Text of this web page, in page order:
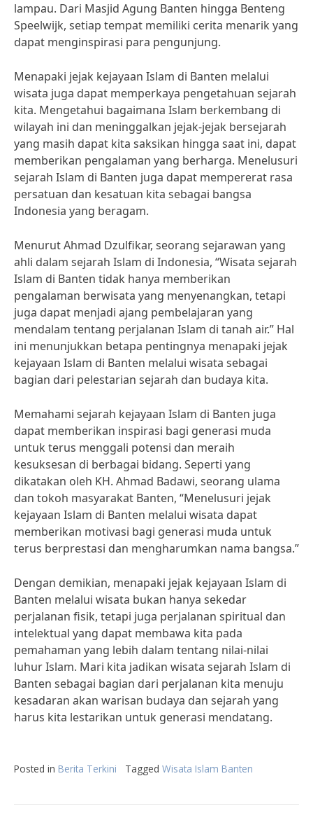
lampau. Dari Masjid Agung Banten hingga Benteng
Speelwijk, setiap tempat memiliki cerita menarik yang
dapat menginspirasi para pengunjung.
Menapaki jejak kejayaan Islam di Banten melalui
wisata juga dapat memperkaya pengetahuan sejarah
kita. Mengetahui bagaimana Islam berkembang di
wilayah ini dan meninggalkan jejak-jejak bersejarah
yang masih dapat kita saksikan hingga saat ini, dapat
memberikan pengalaman yang berharga. Menelusuri
sejarah Islam di Banten juga dapat mempererat rasa
persatuan dan kesatuan kita sebagai bangsa
Indonesia yang beragam.
Menurut Ahmad Dzulfikar, seorang sejarawan yang
ahli dalam sejarah Islam di Indonesia, “Wisata sejarah
Islam di Banten tidak hanya memberikan
pengalaman berwisata yang menyenangkan, tetapi
juga dapat menjadi ajang pembelajaran yang
mendalam tentang perjalanan Islam di tanah air.” Hal
ini menunjukkan betapa pentingnya menapaki jejak
kejayaan Islam di Banten melalui wisata sebagai
bagian dari pelestarian sejarah dan budaya kita.
Memahami sejarah kejayaan Islam di Banten juga
dapat memberikan inspirasi bagi generasi muda
untuk terus menggali potensi dan meraih
kesuksesan di berbagai bidang. Seperti yang
dikatakan oleh KH. Ahmad Badawi, seorang ulama
dan tokoh masyarakat Banten, “Menelusuri jejak
kejayaan Islam di Banten melalui wisata dapat
memberikan motivasi bagi generasi muda untuk
terus berprestasi dan mengharumkan nama bangsa.”
Dengan demikian, menapaki jejak kejayaan Islam di
Banten melalui wisata bukan hanya sekedar
perjalanan fisik, tetapi juga perjalanan spiritual dan
intelektual yang dapat membawa kita pada
pemahaman yang lebih dalam tentang nilai-nilai
luhur Islam. Mari kita jadikan wisata sejarah Islam di
Banten sebagai bagian dari perjalanan kita menuju
kesadaran akan warisan budaya dan sejarah yang
harus kita lestarikan untuk generasi mendatang.
Posted in Berita Terkini Tagged Wisata Islam Banten